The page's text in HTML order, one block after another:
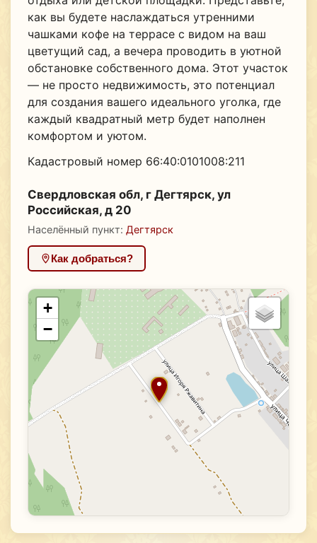
как вы будете наслаждаться утренними
чашками кофе на террасе с видом на ваш
цветущий сад, а вечера проводить в уютной
обстановке собственного дома. Этот участок
— не просто недвижимость, это потенциал
для создания вашего идеального уголка, где
каждый квадратный метр будет наполнен
комфортом и уютом.
Кадастровый номер 66:40:0101008:211
Свердловская обл, г Дегтярск, ул
Российская, д 20
Населённый пункт: Дегтярск
Как добраться?
+
−